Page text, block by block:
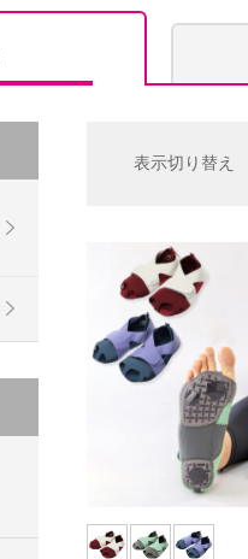
表示切り替え